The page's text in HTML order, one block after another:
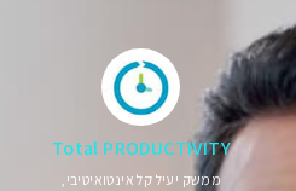
Total PRODUCTIVITY
ממשק יעיל קל אינטואיטיבי,